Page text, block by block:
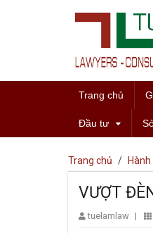
Trang chủ
Đầu tư
Trang chủ /
VƯỢT
tuelamlaw |